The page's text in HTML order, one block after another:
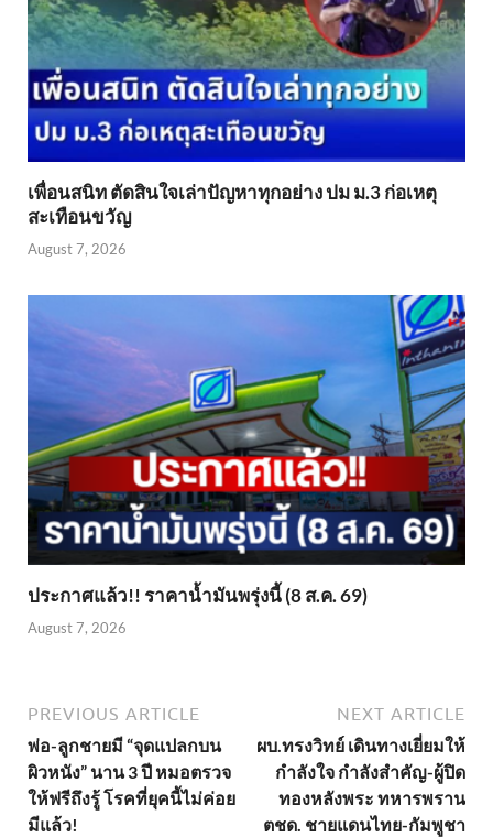
เพื่อนสนิท ตัดสินใจเล่าปัญหาทุกอย่าง ปม ม.3 ก่อเหตุ
สะเทือนขวัญ
August 7, 2026
ประกาศแล้ว!! ราคาน้ำมันพรุ่งนี้ (8 ส.ค. 69)
August 7, 2026
PREVIOUS ARTICLE
พ่อ-ลูกชายมี “จุดแปลกบน
ผิวหนัง” นาน 3 ปี หมอตรวจ
ให้ฟรีถึงรู้ โรคที่ยุคนี้ไม่ค่อย
มีแล้ว!
NEXT ARTICLE
ผบ.ทรงวิทย์ เดินทางเยี่ยมให้
กำลังใจ กำลังสำคัญ-ผู้ปิด
ทองหลังพระ ทหารพราน
ตชด. ชายแดนไทย-กัมพูชา